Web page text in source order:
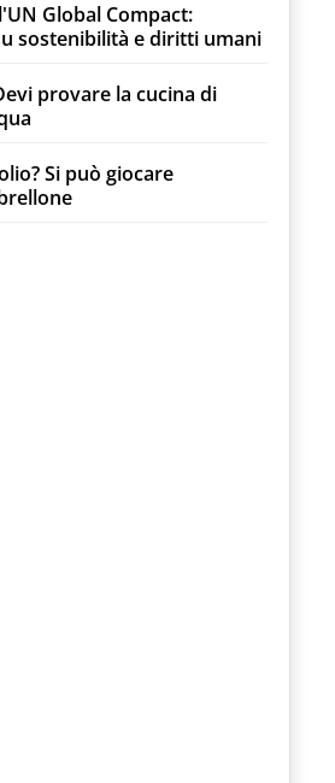
Global Compact:
sostenibilità e diritti umani
provare la cucina di
Si può giocare